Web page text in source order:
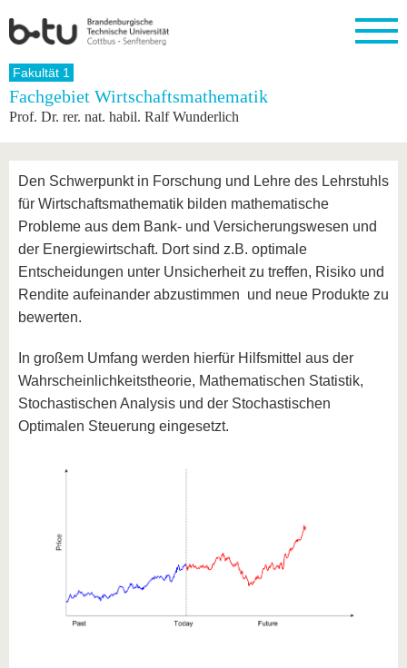
Startseite
Universität
Struktur
Karriere
Engagement
Partnerschaften
Strukturwandel
Forschung
Forschung
Forschungsprofil
Wissenschaftlicher
Nachwuchs
Studium
Vor dem
Studium
dem
Studium
International
Profil
Aus dem
Ausland
an die
BTU
Mit der
BTU ins
Ausland
Studierende
Kontakt
Weiterbildung
Wissenschaftliche
Fachkräfte
und
Gründen
an der
BTU
Lernen
Sie uns
Werte
Career
BTU &
Fakultät 1
Fachgebiet Wirtschaftsmathematik
Prof. Dr. rer. nat. habil. Ralf Wunderlich
Den Schwerpunkt in Forschung und Lehre des Lehrstuhls
für Wirtschaftsmathematik bilden mathematische
Probleme aus dem Bank- und Versicherungswesen und
der Energiewirtschaft. Dort sind z.B. optimale
Entscheidungen unter Unsicherheit zu treffen, Risiko und
Rendite aufeinander abzustimmen und neue Produkte zu
bewerten.
In großem Umfang werden hierfür Hilfsmittel aus der
Wahrscheinlichkeitstheorie, Mathematischen Statistik,
Stochastischen Analysis und der Stochastischen
Optimalen Steuerung eingesetzt.